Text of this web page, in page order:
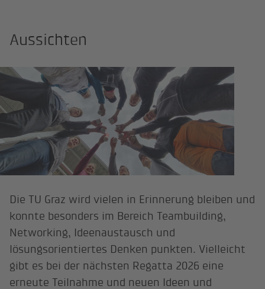
Aussichten
Die TU Graz wird vielen in Erinnerung bleiben und
konnte besonders im Bereich Teambuilding,
Networking, Ideenaustausch und
lösungsorientiertes Denken punkten. Vielleicht
gibt es bei der nächsten Regatta 2026 eine
erneute Teilnahme und neuen Ideen und